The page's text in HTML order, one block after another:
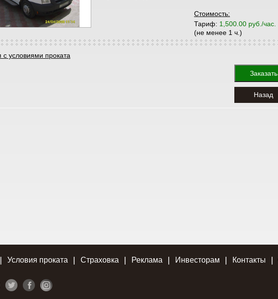
Стоимость:
Тариф: 1,500.00 руб./час.
(не менее 1 ч.)
с условиями проката
Заказать
Назад
Условия проката Страховка Реклама Инвесторам Контакты